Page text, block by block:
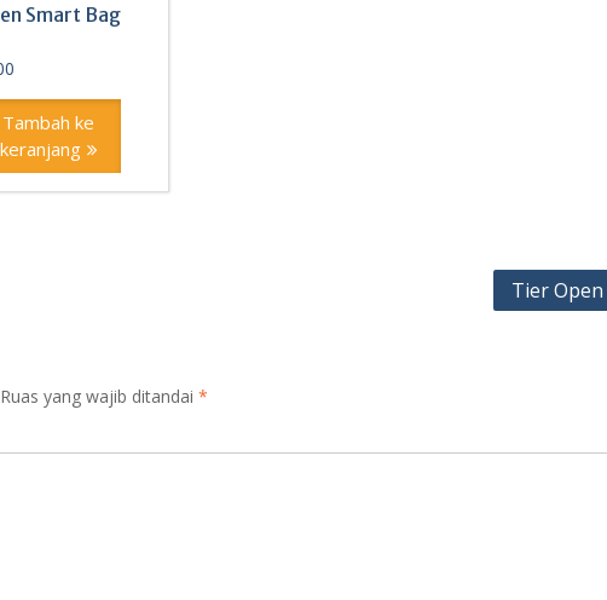
Smart Bag
Tambah ke
keranjang
Tier
Ruas yang wajib ditandai *